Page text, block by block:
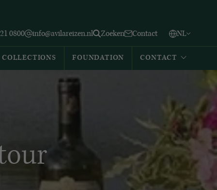
0800 info@avilareizen.nl Zoeken Contact NL
Español
COLLECTIONS FOUNDATION CONTACT